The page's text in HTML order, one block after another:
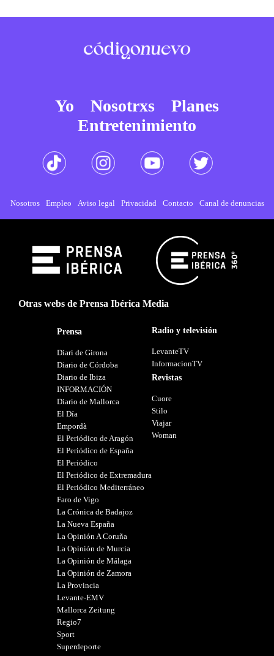
Yo Nosotrxs
Planes
Entretenimiento
Nosotros Empleo Aviso legal Privacidad Contacto Canal de denuncias
Otras webs de Prensa Ibérica Media
Prensa
Diari de Girona
Diario de Córdoba
Diario de Ibiza
INFORMACIÓN
Diario de Mallorca
El Día
Empordà
El Periódico de Aragón
El Periódico de España
El Periódico
El Periódico de Extremadura
El Periódico Mediterráneo
Faro de Vigo
La Crónica de Badajoz
La Nueva España
La Opinión A Coruña
La Opinión de Murcia
La Opinión de Málaga
La Opinión de Zamora
La Provincia
Levante-EMV
Mallorca Zeitung
Regio7
Sport
Superdeporte
Radio y televisión
LevanteTV
InformacionTV
Revistas
Cuore
Stilo
Viajar
Woman